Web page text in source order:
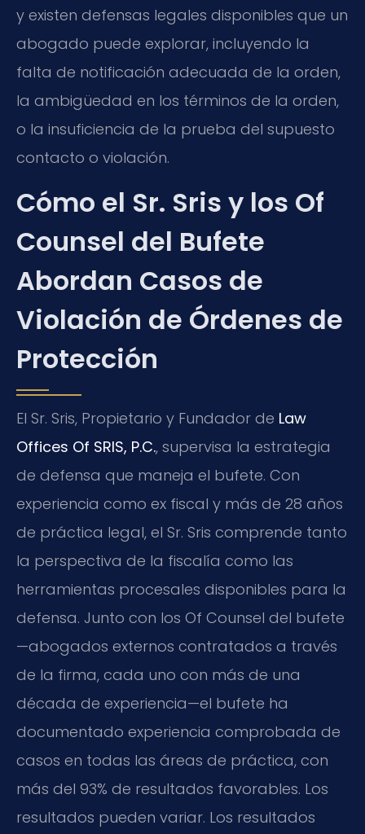
y existen defensas legales disponibles que un
abogado puede explorar, incluyendo la
falta de notificación adecuada de la orden,
la ambigüedad en los términos de la orden,
o la insuficiencia de la prueba del supuesto
contacto o violación.
Cómo el Sr. Sris y los Of
Counsel del Bufete
Abordan Casos de
Violación de Órdenes de
Protección
El Sr. Sris, Propietario y Fundador de Law
Offices Of SRIS, P.C., supervisa la estrategia
de defensa que maneja el bufete. Con
experiencia como ex fiscal y más de 28 años
de práctica legal, el Sr. Sris comprende tanto
la perspectiva de la fiscalía como las
herramientas procesales disponibles para la
defensa. Junto con los Of Counsel del bufete
—abogados externos contratados a través
de la firma, cada uno con más de una
década de experiencia—el bufete ha
documentado experiencia comprobada de
casos en todas las áreas de práctica, con
más del 93% de resultados favorables. Los
resultados pueden variar. Los resultados